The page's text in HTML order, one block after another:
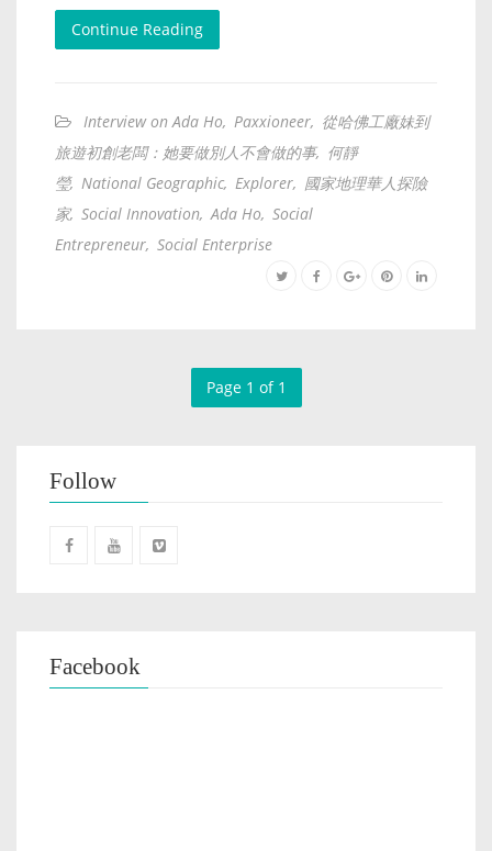
Continue Reading
Interview on Ada Ho, Paxxioneer, 從哈佛工廠妹到
旅遊初創老闆：她要做別人不會做的事, 何靜
瑩, National Geographic, Explorer, 國家地理華人探險
家, Social Innovation, Ada Ho, Social
Entrepreneur, Social Enterprise
Page 1 of 1
Follow
Facebook